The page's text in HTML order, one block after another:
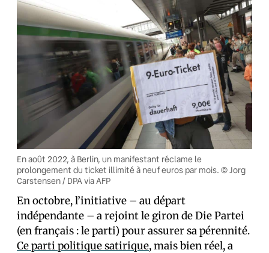
En août 2022, à Berlin, un manifestant réclame le
prolongement du ticket illimité à neuf euros par mois. © Jorg
Carstensen / DPA via AFP
En octobre, l’initiative – au départ
indépendante – a rejoint le giron de Die Partei
(en français : le parti) pour assurer sa pérennité.
Ce parti politique satirique, mais bien réel, a